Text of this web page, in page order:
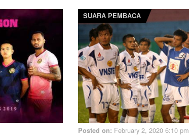
SUARA PEMBACA
Posted on: February 2, 2020 6:10 pm